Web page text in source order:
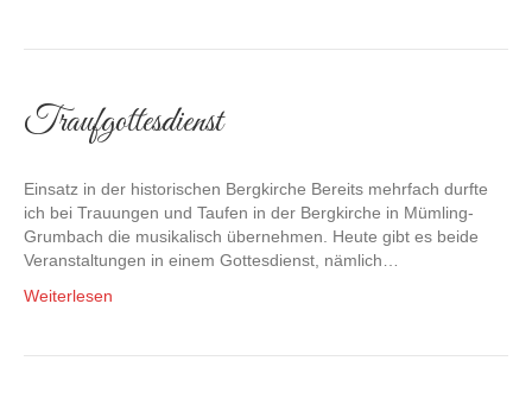
Traufgottesdienst
Einsatz in der historischen Bergkirche Bereits mehrfach durfte
ich bei Trauungen und Taufen in der Bergkirche in Mümling-
Grumbach die musikalisch übernehmen. Heute gibt es beide
Veranstaltungen in einem Gottesdienst, nämlich…
Weiterlesen